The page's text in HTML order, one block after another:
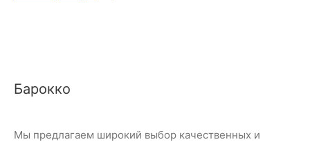
Барокко
Мы предлагаем широкий выбор качественных и